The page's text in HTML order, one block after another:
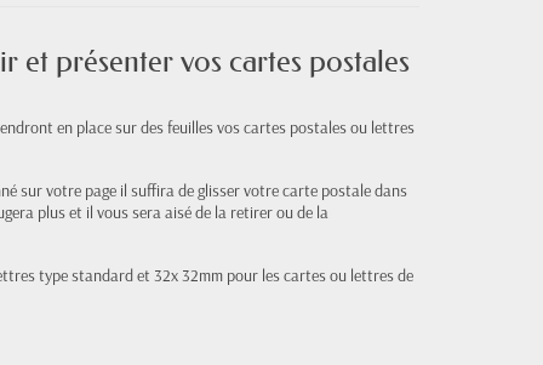
et présenter vos cartes postales
en place sur des feuilles vos cartes postales ou lettres
sur votre page il suffira de glisser votre carte postale dans
plus et il vous sera aisé de la retirer ou de la
type standard et 32x 32mm pour les cartes ou lettres de